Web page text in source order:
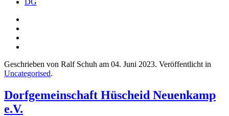
DG
Geschrieben von Ralf Schuh am 04. Juni 2023. Veröffentlicht in
Uncategorised.
Dorfgemeinschaft Hüscheid Neuenkamp
e.V.